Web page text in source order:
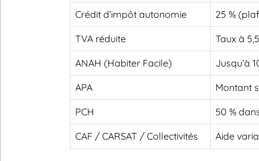
Crédit d’impôt autonomie 25 %
TVA réduite Taux à
ANAH (Habiter Facile) Jusqu’à
APA Montant
PCH 50 %
CAF / CARSAT / Collectivités Aide